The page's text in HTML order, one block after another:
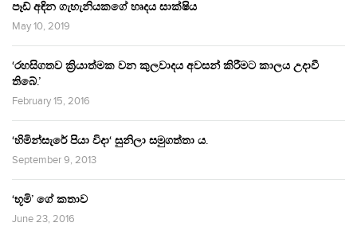
පෑඩ් අඳින ගැහැනියකගේ හෘදය සාක්ෂිය
May 10, 2019
‘රහසිගතව ක්‍රියාත්මක වන කුලවාදය අවසන් කිරීමට කාලය උදාවී
තිබේ.’
February 15, 2016
‘හිමින්සැරේ පියා විදා‘ සුනිලා සමුගත්තා ය.
September 9, 2013
‘භූමි’ ගේ කතාව
June 23, 2016